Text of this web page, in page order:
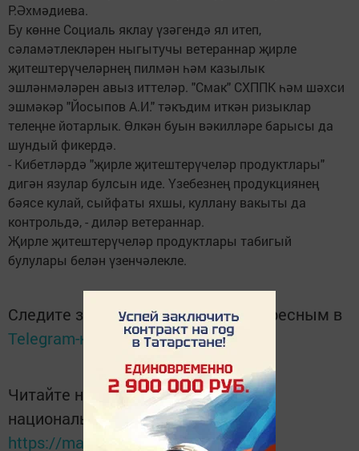
Р.Әхмәдиева.
Бу көнне Социаль яклау үзәгендә ял итеп,
сәламәтлекләрен ныгытучы ветераннар җирле
җитештерүчеләрнең пилмән һәм казылык
эшләнмәләрен авыз иттеләр. "Смак" СХППК һәм шәхси
эшмәкәр "Йосыпов А.И." тәкъдим иткән ризыклар
телеңне йотарлык. Өлкән буын вәкилләре барысы да
шундый фикердә.
- Кибетләрдә "җирле җитештерүчеләр продуктлары"
дигән язулар булсын иде. Үзебезнең продукциянең
бәясе кулай, сыйфаты яхшы, куллану вакыты да
контрольдә, - диләр ветераннар.
Җирле җитештерүчеләр продуктлары табигый
булулары белән үзенчәлекле.
Следите за самым важным и интересным в
Telegram-каналеТатмедиа
Читайте новости Татарстана в
национальном мессенджере MАХ:
https://max.ru/tatmedia